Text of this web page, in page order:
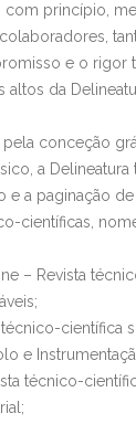
princípio,
e o rigor
altos da
pela conceção
a
e a paginação
científicas,
– Revista
técnico-científica
e
técnico-